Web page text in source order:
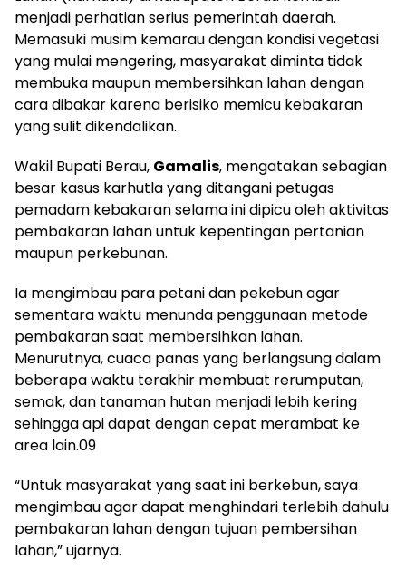
menjadi perhatian serius pemerintah daerah.
Memasuki musim kemarau dengan kondisi vegetasi
yang mulai mengering, masyarakat diminta tidak
membuka maupun membersihkan lahan dengan
cara dibakar karena berisiko memicu kebakaran
yang sulit dikendalikan.
Wakil Bupati Berau, Gamalis, mengatakan sebagian
besar kasus karhutla yang ditangani petugas
pemadam kebakaran selama ini dipicu oleh aktivitas
pembakaran lahan untuk kepentingan pertanian
maupun perkebunan.
Ia mengimbau para petani dan pekebun agar
sementara waktu menunda penggunaan metode
pembakaran saat membersihkan lahan.
Menurutnya, cuaca panas yang berlangsung dalam
beberapa waktu terakhir membuat rerumputan,
semak, dan tanaman hutan menjadi lebih kering
sehingga api dapat dengan cepat merambat ke
area lain.09
“Untuk masyarakat yang saat ini berkebun, saya
mengimbau agar dapat menghindari terlebih dahulu
pembakaran lahan dengan tujuan pembersihan
lahan,” ujarnya.